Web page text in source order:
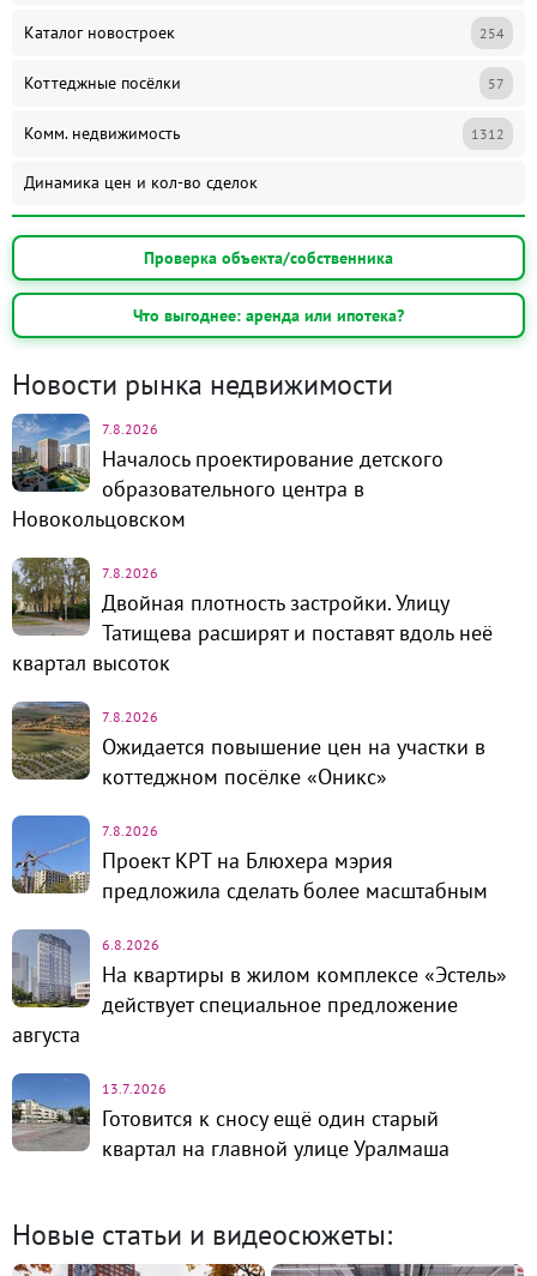
Каталог новостроек 254
Коттеджные посёлки 57
Комм. недвижимость 1312
Динамика цен и кол-во сделок
Проверка объекта/собственника
Что выгоднее: аренда или ипотека?
Новости рынка недвижимости
7.8.2026
Началось проектирование детского
образовательного центра в
Новокольцовском
7.8.2026
Двойная плотность застройки. Улицу
Татищева расширят и поставят вдоль неё
квартал высоток
7.8.2026
Ожидается повышение цен на участки в
коттеджном посёлке «Оникс»
7.8.2026
Проект КРТ на Блюхера мэрия
предложила сделать более масштабным
6.8.2026
На квартиры в жилом комплексе «Эстель»
действует специальное предложение
августа
13.7.2026
Готовится к сносу ещё один старый
квартал на главной улице Уралмаша
Новые статьи и видеосюжеты: